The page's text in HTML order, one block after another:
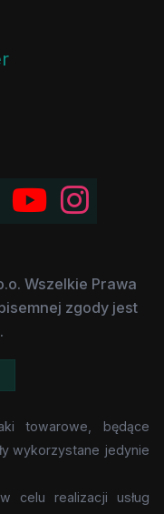
Wszelkie Prawa
zgody jest
towarowe, będące
wykorzystane jedynie
celu realizacji usług